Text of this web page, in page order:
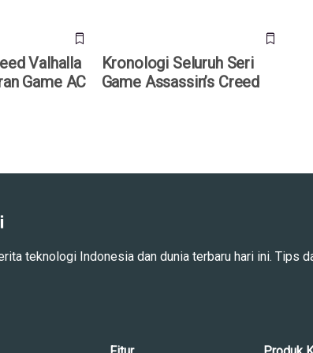
Valhalla
Game AC
Kronologi Seluruh Seri
Game Assassin’s Creed
teknologi Indonesia dan dunia terbaru hari ini. Tips